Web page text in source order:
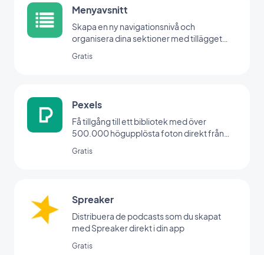
Menyavsnitt
Skapa en ny navigationsnivå och
organisera dina sektioner med tillägget
Gratis
Pexels
Få tillgång till ett bibliotek med över
500.000 högupplösta foton direkt från
Gratis
Spreaker
Distribuera de podcasts som du skapat
med Spreaker direkt i din app
Gratis